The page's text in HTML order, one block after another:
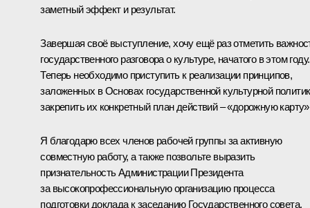
заметный эффект и результат.
Завершая своё выступление, хочу ещё раз отметить
государственного разговора о культуре, начатого в этом году.
Теперь необходимо приступить к реализации принципов,
заложенных в Основах государственной культурной
закрепить их конкретный план действий – «дорожную
Я благодарю всех членов рабочей группы за активную
совместную работу, а также позвольте выразить
признательность Администрации Президента
за высокопрофессиональную организацию процесса
подготовки доклада к заседанию Государственного совета.